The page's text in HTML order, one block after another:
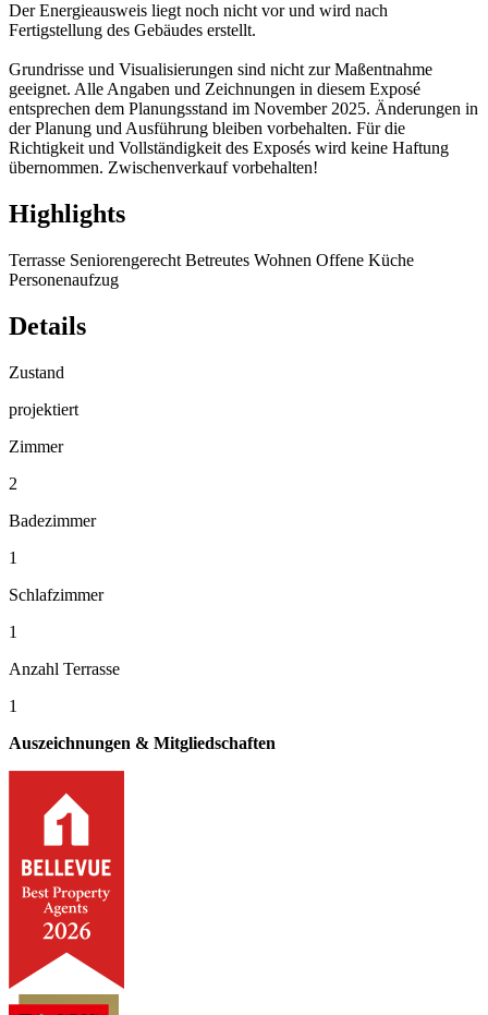
Der Energieausweis liegt noch nicht vor und wird nach
Fertigstellung des Gebäudes erstellt.
Grundrisse und Visualisierungen sind nicht zur Maßentnahme
geeignet. Alle Angaben und Zeichnungen in diesem Exposé
entsprechen dem Planungsstand im November 2025. Änderungen in
der Planung und Ausführung bleiben vorbehalten. Für die
Richtigkeit und Vollständigkeit des Exposés wird keine Haftung
übernommen. Zwischenverkauf vorbehalten!
Highlights
Terrasse Seniorengerecht Betreutes Wohnen Offene Küche
Personenaufzug
Details
Zustand
projektiert
Zimmer
2
Badezimmer
1
Schlafzimmer
1
Anzahl Terrasse
1
Auszeichnungen & Mitgliedschaften